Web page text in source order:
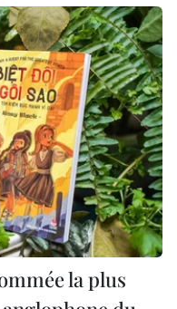
la plus